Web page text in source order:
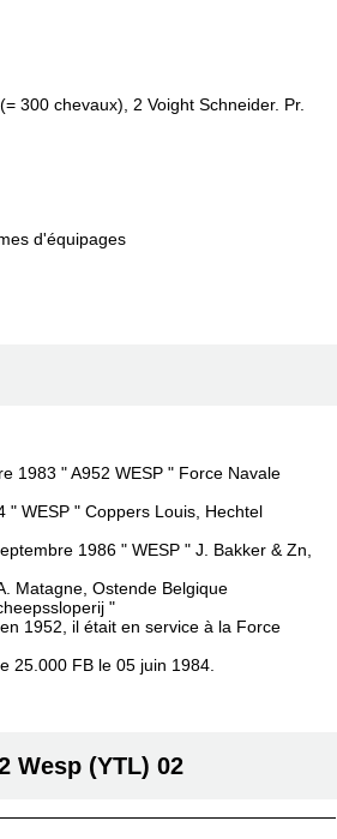
300 chevaux), 2 Voight Schneider. Pr.
d'équipages
1983 " A952 WESP " Force Navale
" WESP " Coppers Louis, Hechtel
1986 " WESP " J. Bakker & Zn,
Matagne, Ostende Belgique
"
1952, il était en service à la Force
25.000 FB le 05 juin 1984.
Wesp (YTL) 02